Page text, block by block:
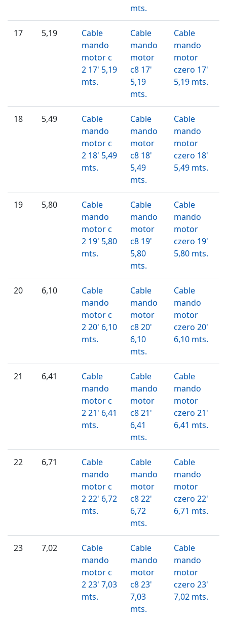
mts.
17 5,19
Cable
mando
motor c
2 17' 5,19
mts.
Cable
mando
motor
c8 17'
5,19
mts.
Cable
mando
motor
czero 17'
5,19 mts.
18 5,49
Cable
mando
motor c
2 18' 5,49
mts.
Cable
mando
motor
c8 18'
5,49
mts.
Cable
mando
motor
czero 18'
5,49 mts.
19 5,80
Cable
mando
motor c
2 19' 5,80
mts.
Cable
mando
motor
c8 19'
5,80
mts.
Cable
mando
motor
czero 19'
5,80 mts.
20 6,10
Cable
mando
motor c
2 20' 6,10
mts.
Cable
mando
motor
c8 20'
6,10
mts.
Cable
mando
motor
czero 20'
6,10 mts.
21 6,41
Cable
mando
motor c
2 21' 6,41
mts.
Cable
mando
motor
c8 21'
6,41
mts.
Cable
mando
motor
czero 21'
6,41 mts.
22 6,71
Cable
mando
motor c
2 22' 6,72
mts.
Cable
mando
motor
c8 22'
6,72
mts.
Cable
mando
motor
czero 22'
6,71 mts.
23 7,02
Cable
mando
motor c
2 23' 7,03
mts.
Cable
mando
motor
c8 23'
7,03
mts.
Cable
mando
motor
czero 23'
7,02 mts.